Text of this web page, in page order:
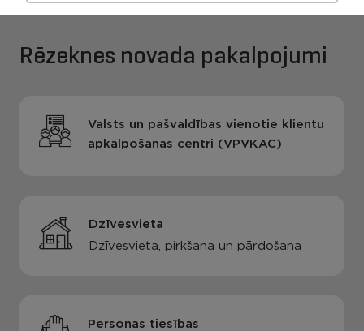
Rēzeknes novada pakalpojumi
Valsts un pašvaldības vienotie klientu
apkalpošanas centri (VPVKAC)
Dzīvesvieta
Dzīvesvieta, pirkšana un pārdošana
Personas tiesības